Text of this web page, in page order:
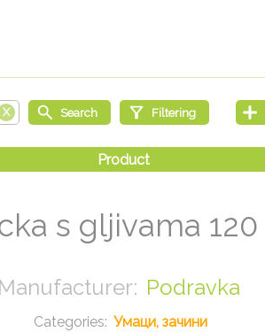
s gljivama 120
Podravka
Умаци, зачини